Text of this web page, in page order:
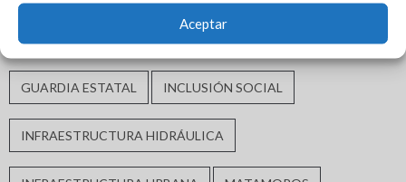
Aceptar
GOBIERNO DE TAMAULIPAS
GUARDIA ESTATAL INCLUSIÓN SOCIAL
INFRAESTRUCTURA HIDRÁULICA